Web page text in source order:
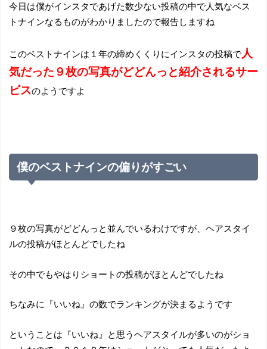
今日は僕がインスタであげた数少ない投稿の中で人気なベス
トナインなるものがわかりましたので報告しますね
このベストナインは１年の締めくくりにインスタの投稿で人
気だった９枚の写真がどどんっと紹介されるサー
ビスのようですよ
僕のベストナインの偏りがすごい
９枚の写真がどどんっと並んでいるわけですが、ヘアスタイ
ルの投稿がほとんどでしたね
その中でもやはりショートの投稿がほとんどでしたね
ちなみに『いいね』の数でランキングが決まるようです
ということは『いいね』と思うヘアスタイルが多いのがショ